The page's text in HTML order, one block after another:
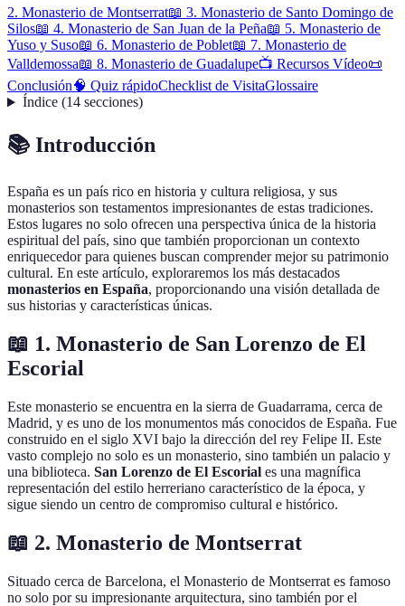
2. Monasterio de Montserrat📖 3. Monasterio de Santo Domingo de
Silos📖 4. Monasterio de San Juan de la Peña📖 5. Monasterio de
Yuso y Suso📖 6. Monasterio de Poblet📖 7. Monasterio de
Valldemossa📖 8. Monasterio de Guadalupe📺 Recursos Vídeo📜
Conclusión🧠 Quiz rápidoChecklist de VisitaGlossaire
Índice(14 secciones)
📚 Introducción
España es un país rico en historia y cultura religiosa, y sus
monasterios son testamentos impresionantes de estas tradiciones.
Estos lugares no solo ofrecen una perspectiva única de la historia
espiritual del país, sino que también proporcionan un contexto
enriquecedor para quienes buscan comprender mejor su patrimonio
cultural. En este artículo, exploraremos los más destacados
monasterios en España, proporcionando una visión detallada de
sus historias y características únicas.
📖 1. Monasterio de San Lorenzo de El
Escorial
Este monasterio se encuentra en la sierra de Guadarrama, cerca de
Madrid, y es uno de los monumentos más conocidos de España. Fue
construido en el siglo XVI bajo la dirección del rey Felipe II. Este
vasto complejo no solo es un monasterio, sino también un palacio y
una biblioteca. San Lorenzo de El Escorial es una magnífica
representación del estilo herreriano característico de la época, y
sigue siendo un centro de compromiso cultural e histórico.
📖 2. Monasterio de Montserrat
Situado cerca de Barcelona, el Monasterio de Montserrat es famoso
no solo por su impresionante arquitectura, sino también por el